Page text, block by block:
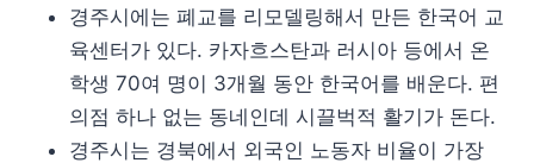
경주시에는 폐교를 리모델링해서 만든 한국어 교
육센터가 있다. 카자흐스탄과 러시아 등에서 온
학생 70여 명이 3개월 동안 한국어를 배운다. 편
의점 하나 없는 동네인데 시끌벅적 활기가 돈다.
경주시는 경북에서 외국인 노동자 비율이 가장